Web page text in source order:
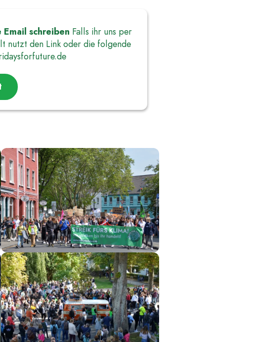
schreiben Falls ihr uns per
nutzt den Link oder die folgende